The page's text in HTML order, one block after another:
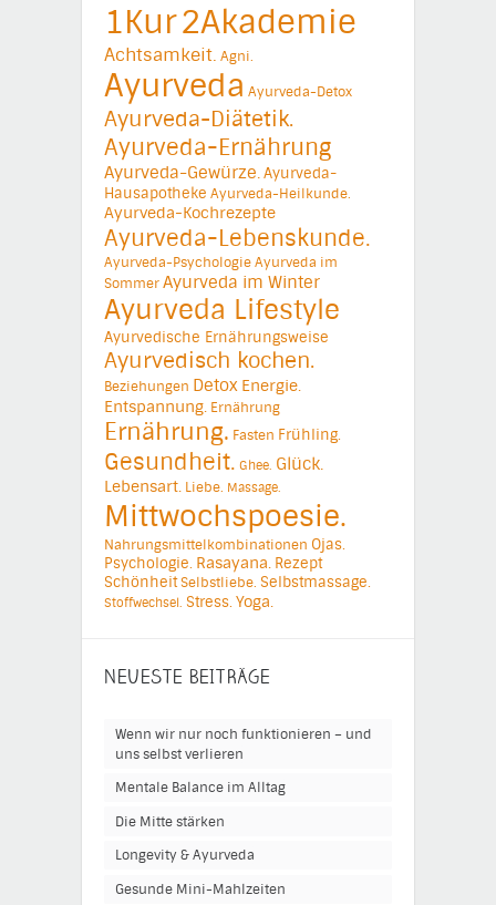
1Kur2Akademie
Achtsamkeit. Agni.
Ayurveda Ayurveda-Detox
Ayurveda-Diätetik.
Ayurveda-Ernährung
Ayurveda-Gewürze.Ayurveda-
Hausapotheke Ayurveda-Heilkunde.
Ayurveda-Kochrezepte
Ayurveda-Lebenskunde.
Ayurveda-PsychologieAyurveda im
SommerAyurveda im Winter
Ayurveda Lifestyle
Ayurvedische Ernährungsweise
Ayurvedisch kochen.
Beziehungen Detox Energie.
Entspannung. Ernährung
Ernährung. Fasten Frühling.
Gesundheit. Ghee. Glück.
Lebensart. Liebe. Massage.
Mittwochspoesie.
Nahrungsmittelkombinationen Ojas.
Psychologie. Rasayana. Rezept
SchönheitSelbstliebe. Selbstmassage.
Stoffwechsel. Stress.Yoga.
NEUESTE BEITRÄGE
Wenn wir nur noch funktionieren – und
uns selbst verlieren
Mentale Balance im Alltag
Die Mitte stärken
Longevity & Ayurveda
Gesunde Mini-Mahlzeiten